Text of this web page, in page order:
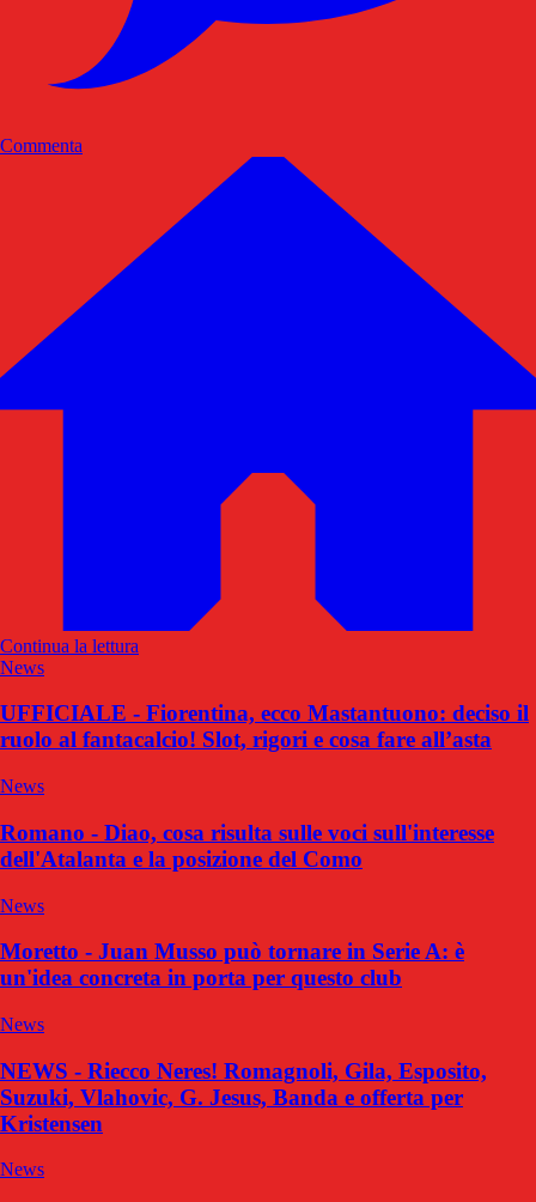
Commenta
Continua la lettura
News
UFFICIALE - Fiorentina, ecco Mastantuono: deciso il
ruolo al fantacalcio! Slot, rigori e cosa fare all’asta
News
Romano - Diao, cosa risulta sulle voci sull'interesse
dell'Atalanta e la posizione del Como
News
Moretto - Juan Musso può tornare in Serie A: è
un'idea concreta in porta per questo club
News
NEWS - Riecco Neres! Romagnoli, Gila, Esposito,
Suzuki, Vlahovic, G. Jesus, Banda e offerta per
Kristensen
News